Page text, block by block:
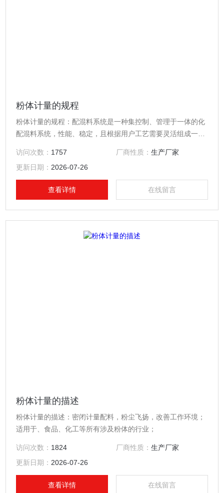
粉体计量的规程
粉体计量的规程：配混料系统是一种集控制、管理于一体的化
配混料系统，性能、稳定，且根据用户工艺需要灵活组成一机
力。
访问次数： 1757 厂商性质： 生产厂家
更新日期： 2026-07-26
查看详情 在线留言
粉体计量的描述
粉体计量的描述：密闭计量配料，粉尘飞扬，改善工作环境；
适用于、食品、化工等所有涉及粉体的行业；
访问次数： 1824 厂商性质： 生产厂家
更新日期： 2026-07-26
查看详情 在线留言